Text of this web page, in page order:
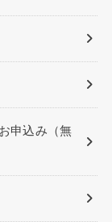
申込み（無